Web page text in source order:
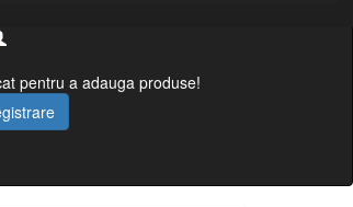
pentru a adauga produse!